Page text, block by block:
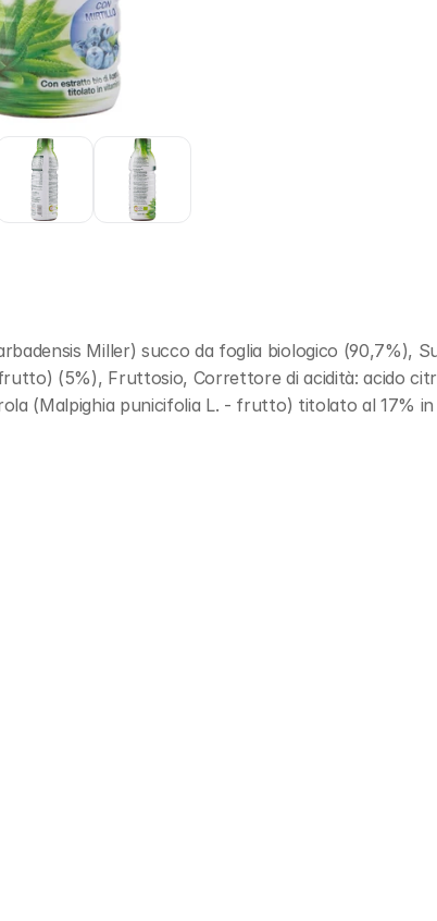
Miller) succo da foglia biologico (90,7%),
(5%), Fruttosio, Correttore di acidità: acido
(Malpighia punicifolia L. - frutto) titolato al 17% in